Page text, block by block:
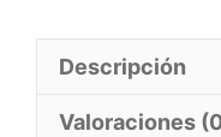
Descripción
Valoraciones